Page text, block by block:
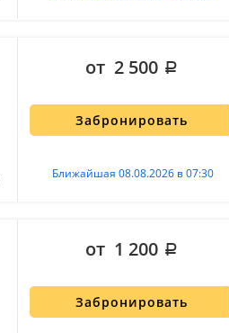
Забронировать
Ближайшая 08.08.2026 в 07:30
от 2 500
Забронировать
от 1 200